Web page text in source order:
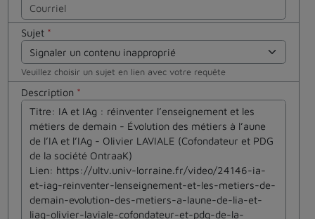
Sujet *
Veuillez choisir un sujet en lien avec votre requête
Description *